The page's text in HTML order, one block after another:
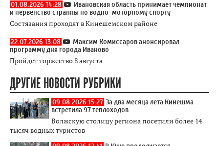
01.08.2026 14:28
Ивановская область принимает чемпионат
и первенство странны по водно-моторному спорту
Состязания проходят в Кинешемском районе
22.07.2026 13:08
Максим Комиссаров анонсировал
программу дня города Иваново
Пройдет торжество 8 августа
ДРУГИЕ НОВОСТИ РУБРИКИ
09.08.2026 15:27 За два месяца лета Кинешма
встретила 97 теплоходов
Волжскую столицу региона посетили более 14
тысяч водных туристов